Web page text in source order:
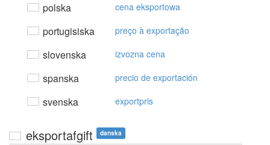
polska cena eksportowa
portugisiska preço à exportação
slovenska izvozna cena
spanska precio de exportación
svenska exportpris
eksportafgift danska